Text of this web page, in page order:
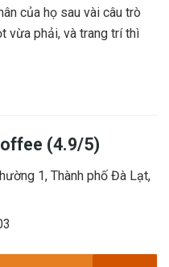
của họ sau vài câu trò
vừa phải, và trang trí thì
(4.9/5)
1, Thành phố Đà Lạt,